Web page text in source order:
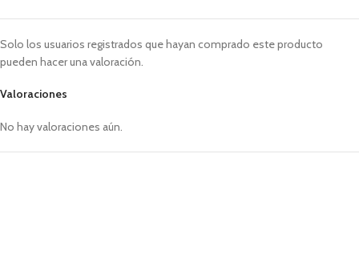
Valoraciones
No hay valoraciones aún.
Solo los usuarios registrados que hayan comprado este producto
pueden hacer una valoración.